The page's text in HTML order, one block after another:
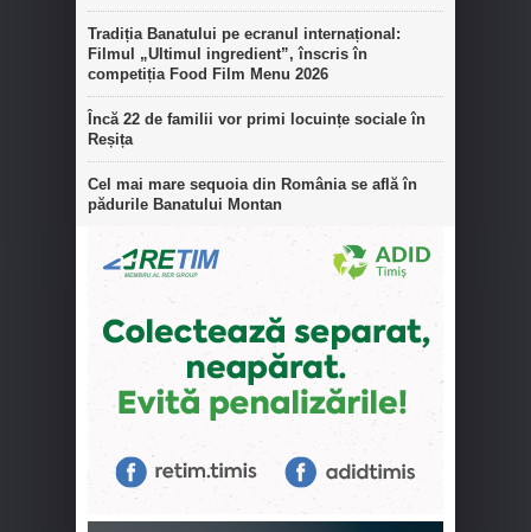
Tradiția Banatului pe ecranul internațional:
Filmul „Ultimul ingredient”, înscris în
competiția Food Film Menu 2026
Încă 22 de familii vor primi locuințe sociale în
Reșița
Cel mai mare sequoia din România se află în
pădurile Banatului Montan